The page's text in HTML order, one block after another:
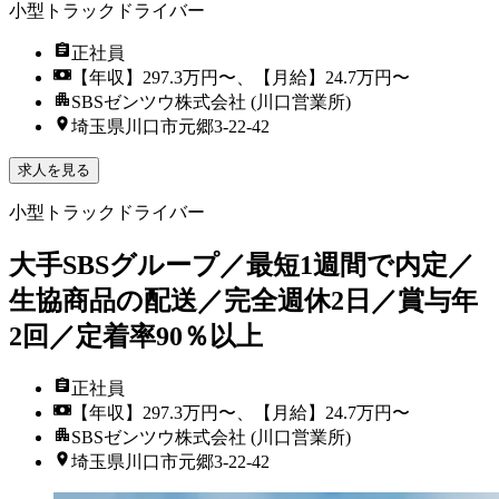
小型トラックドライバー
正社員
【年収】297.3万円〜、【月給】24.7万円〜
SBSゼンツウ株式会社 (川口営業所)
埼玉県川口市元郷3-22-42
求人を見る
小型トラックドライバー
大手SBSグループ／最短1週間で内定／
生協商品の配送／完全週休2日／賞与年
2回／定着率90％以上
正社員
【年収】297.3万円〜、【月給】24.7万円〜
SBSゼンツウ株式会社 (川口営業所)
埼玉県川口市元郷3-22-42